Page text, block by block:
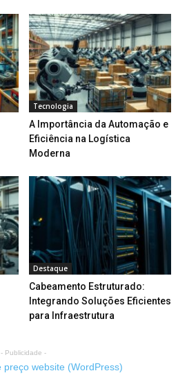
Tecnologia
A Importância da Automação e
Eficiência na Logística
Moderna
Destaque
Cabeamento Estruturado:
Integrando Soluções Eficientes
para Infraestrutura
- Publicidade -